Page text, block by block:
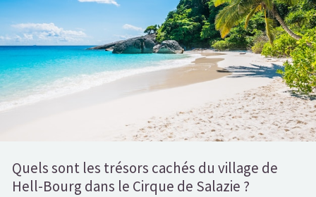
Quels sont les trésors cachés du village de
Hell-Bourg dans le Cirque de Salazie ?